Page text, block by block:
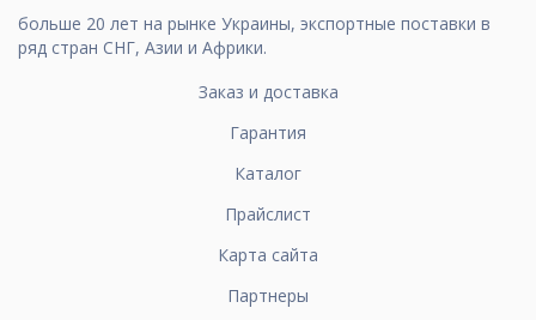
больше 20 лет на рынке Украины, экспортные поставки в
ряд стран СНГ, Азии и Африки.
Заказ и доставка
Гарантия
Каталог
Прайслист
Карта сайта
Партнеры